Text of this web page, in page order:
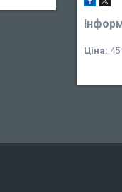
Ціна: 45